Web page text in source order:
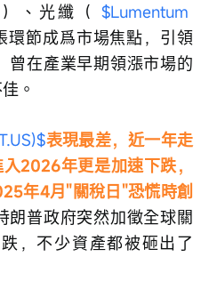
、光纖（ $Lumentum
環節成爲市場焦點，引領
曾在產業早期領漲市場的
。
表現最差，近一年走
2026年更是加速下跌，
年4月"關稅日"恐慌時創
朗普政府突然加徵全球關
，不少資產都被砸出了